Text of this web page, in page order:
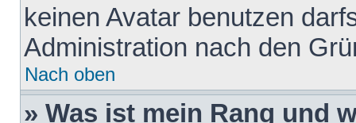
keinen Avatar benutzen
Administration nach den
Nach oben
» Was ist mein Rang und